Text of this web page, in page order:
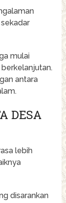
mulai
antara
DESA
lebih
disarankan